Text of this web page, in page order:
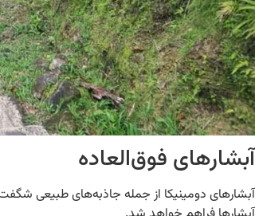
آبشارهای فوق‌العاده